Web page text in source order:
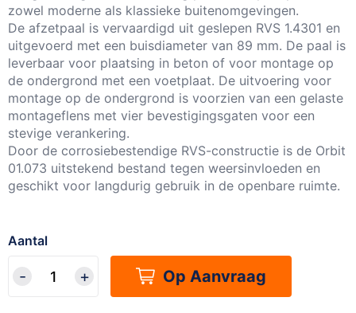
zowel moderne als klassieke buitenomgevingen.
De afzetpaal is vervaardigd uit geslepen RVS 1.4301 en
uitgevoerd met een buisdiameter van 89 mm. De paal is
leverbaar voor plaatsing in beton of voor montage op
de ondergrond met een voetplaat. De uitvoering voor
montage op de ondergrond is voorzien van een gelaste
montageflens met vier bevestigingsgaten voor een
stevige verankering.
Door de corrosiebestendige RVS-constructie is de Orbit
01.073 uitstekend bestand tegen weersinvloeden en
geschikt voor langdurig gebruik in de openbare ruimte.
Aantal
Op Aanvraag